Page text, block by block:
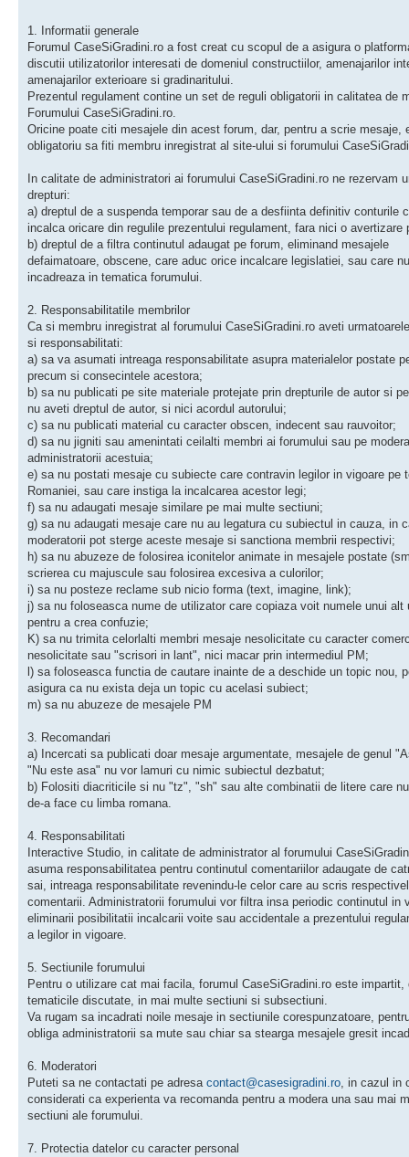
1. Informatii generale
Forumul CaseSiGradini.ro a fost creat cu scopul de a asigura o
discutii utilizatorilor interesati de domeniul constructiilor, amenajarilor
amenajarilor exterioare si gradinaritului.
Prezentul regulament contine un set de reguli obligatorii in calitatea de
Forumului CaseSiGradini.ro.
Oricine poate citi mesajele din acest forum, dar, pentru a scrie mesaje,
obligatoriu sa fiti membru inregistrat al site-ului si forumului
In calitate de administratori ai forumului CaseSiGradini.ro ne rezervam
drepturi:
a) dreptul de a suspenda temporar sau de a desfiinta definitiv conturile
incalca oricare din regulile prezentului regulament, fara nici o avertizare
b) dreptul de a filtra continutul adaugat pe forum, eliminand mesajele
defaimatoare, obscene, care aduc orice incalcare legislatiei, sau care
incadreaza in tematica forumului.
2. Responsabilitatile membrilor
Ca si membru inregistrat al forumului CaseSiGradini.ro aveti
si responsabilitati:
a) sa va asumati intreaga responsabilitate asupra materialelor postate
precum si consecintele acestora;
b) sa nu publicati pe site materiale protejate prin drepturile de autor si
nu aveti dreptul de autor, si nici acordul autorului;
c) sa nu publicati material cu caracter obscen, indecent sau rauvoitor;
d) sa nu jigniti sau amenintati ceilalti membri ai forumului sau pe
administratorii acestuia;
e) sa nu postati mesaje cu subiecte care contravin legilor in vigoare pe
Romaniei, sau care instiga la incalcarea acestor legi;
f) sa nu adaugati mesaje similare pe mai multe sectiuni;
g) sa nu adaugati mesaje care nu au legatura cu subiectul in cauza, in
moderatorii pot sterge aceste mesaje si sanctiona membrii respectivi;
h) sa nu abuzeze de folosirea iconitelor animate in mesajele postate
scrierea cu majuscule sau folosirea excesiva a culorilor;
i) sa nu posteze reclame sub nicio forma (text, imagine, link);
j) sa nu foloseasca nume de utilizator care copiaza voit numele unui alt
pentru a crea confuzie;
K) sa nu trimita celorlalti membri mesaje nesolicitate cu caracter
nesolicitate sau "scrisori in lant", nici macar prin intermediul PM;
l) sa foloseasca functia de cautare inainte de a deschide un topic nou,
asigura ca nu exista deja un topic cu acelasi subiect;
m) sa nu abuzeze de mesajele PM
3. Recomandari
a) Incercati sa publicati doar mesaje argumentate, mesajele de genul
"Nu este asa" nu vor lamuri cu nimic subiectul dezbatut;
b) Folositi diacriticile si nu "tz", "sh" sau alte combinatii de litere care
de-a face cu limba romana.
4. Responsabilitati
Interactive Studio, in calitate de administrator al forumului
asuma responsabilitatea pentru continutul comentariilor adaugate de
sai, intreaga responsabilitate revenindu-le celor care au scris
comentarii. Administratorii forumului vor filtra insa periodic continutul in
eliminarii posibilitatii incalcarii voite sau accidentale a prezentului
a legilor in vigoare.
5. Sectiunile forumului
Pentru o utilizare cat mai facila, forumul CaseSiGradini.ro este impartit,
tematicile discutate, in mai multe sectiuni si subsectiuni.
Va rugam sa incadrati noile mesaje in sectiunile corespunzatoare,
obliga administratorii sa mute sau chiar sa stearga mesajele gresit
6. Moderatori
Puteti sa ne contactati pe adresa contact@casesigradini.ro, in cazul in
considerati ca experienta va recomanda pentru a modera una sau mai
sectiuni ale forumului.
7. Protectia datelor cu caracter personal